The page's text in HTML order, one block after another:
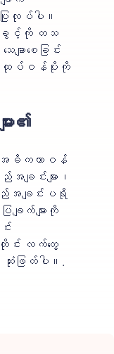
ြုလုပ်ပါ။
ခွင့်ကို တသ
ချာစေခြင်း
ထုပ်ဝန်ပိုးကို
း၏
ဓိကတာဝန်
ျင်းများ၊
ချင်းပရို
ျက်များကို
း
း လက်တွေ့
ဖြတ်ပါ။.